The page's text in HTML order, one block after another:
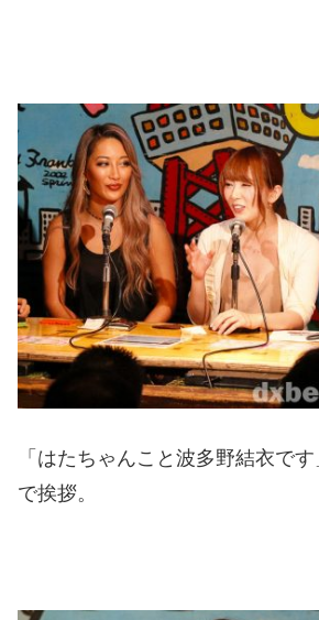
「はたちゃんこと波多野結衣で
で挨拶。